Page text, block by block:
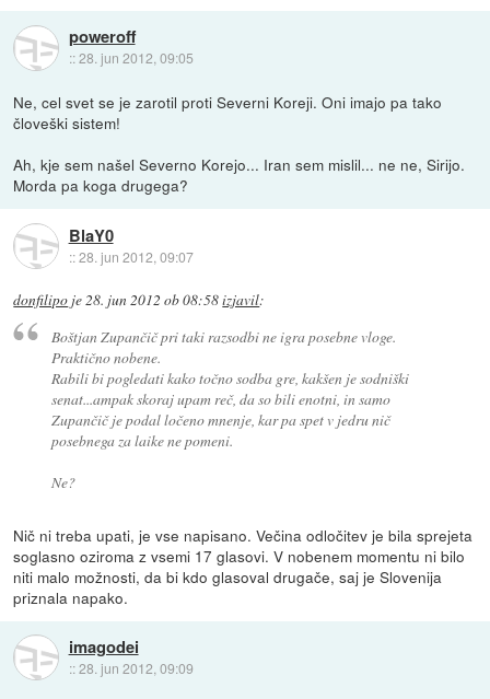
poweroff
::28. jun 2012, 09:05
Ne, cel svet se je zarotil proti Severni Koreji. Oni imajo pa tako
človeški sistem!
Ah, kje sem našel Severno Korejo... Iran sem mislil... ne ne, Sirijo.
Morda pa koga drugega?
BlaY0
::28. jun 2012, 09:07
donfilipo je28. jun 2012 ob 08:58izjavil:
Boštjan Zupančič pri taki razsodbi ne igra posebne vloge.
Praktično nobene.
Rabili bi pogledati kako točno sodba gre, kakšen je sodniški
senat...ampak skoraj upam reč, da so bili enotni, in samo
Zupančič je podal ločeno mnenje, kar pa spet v jedru nič
posebnega za laike ne pomeni.
Ne?
Nič ni treba upati, je vse napisano. Večina odločitev je bila sprejeta
soglasno oziroma z vsemi 17 glasovi. V nobenem momentu ni bilo
niti malo možnosti, da bi kdo glasoval drugače, saj je Slovenija
priznala napako.
imagodei
::28. jun 2012, 09:09